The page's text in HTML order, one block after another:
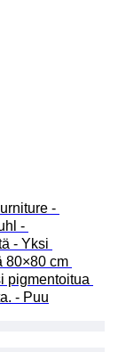
-
-
- Yksi
80×80 cm
pigmentoitua
- Puu